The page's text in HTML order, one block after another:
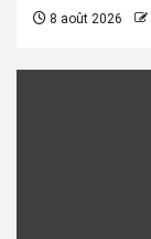
8 août 2026